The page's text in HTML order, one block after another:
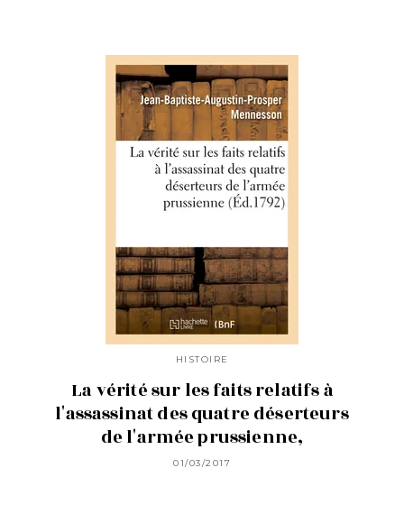
HISTOIRE
La vérité sur les faits relatifs à
l'assassinat des quatre déserteurs
de l'armée prussienne,
01/03/2017